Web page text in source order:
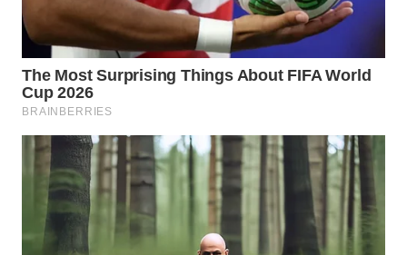
WN
LANGKAT
WN
TAPANULI
SELATAN
TANJUNG
LESUNG
WN